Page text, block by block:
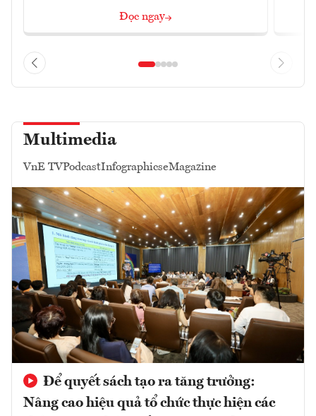
Đọc ngay
Multimedia
VnE TVPodcastInfographicseMagazine
Để quyết sách tạo ra tăng trưởng:
Nâng cao hiệu quả tổ chức thực hiện các